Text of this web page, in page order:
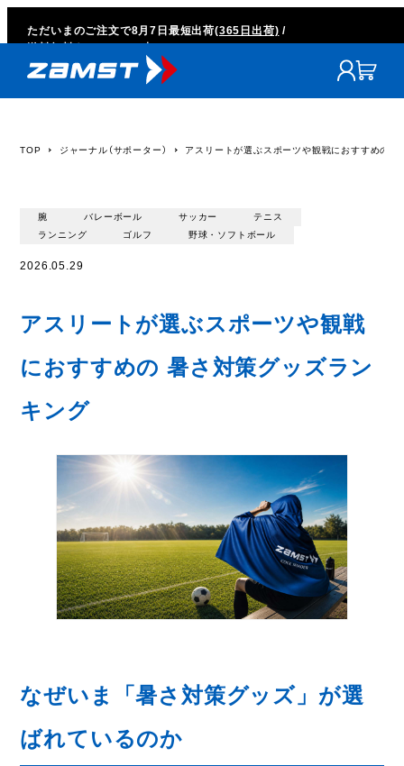
ただいまのご注文で8月7日 最短出荷(365日出荷) /
TOP ジャーナル（サポーター） アスリートが選ぶスポーツや観戦におすすめの
腕 バレーボール サッカー
テニス
ランニング
ゴルフ 野球・ソフトボール
2026.05.29
アスリートが選ぶスポーツや観戦
におすすめの 暑さ対策グッズラン
キング
なぜいま「暑さ対策グッズ」が選
ばれているのか